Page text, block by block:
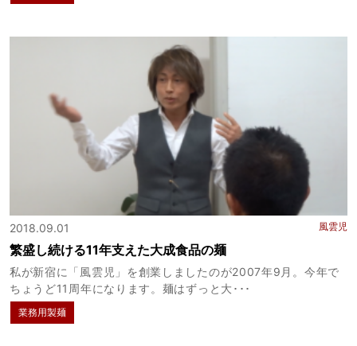
2018.09.01 風雲児
繁盛し続ける11年支えた大成食品の麺
私が新宿に「風雲児」を創業しましたのが2007年9月。今年で
ちょうど11周年になります。麺はずっと大･･･
業務用製麺